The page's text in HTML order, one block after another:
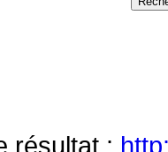
résultat :